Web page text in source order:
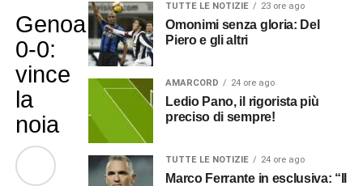
Genoa
0-0:
vince
la
noia
TUTTE LE NOTIZIE 23 ore ago
Omonimi senza gloria: Del
Piero e gli altri
AMARCORD 24 ore ago
Ledio Pano, il rigorista più
preciso di sempre!
TUTTE LE NOTIZIE 24 ore ago
Marco Ferrante in esclusiva: “Il